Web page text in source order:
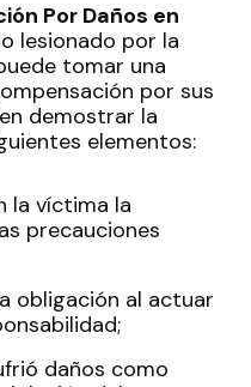
Por Daños en
lesionado por la
tomar una
por sus
demostrar la
elementos:
la víctima la
precauciones
obligación al actuar
daños como